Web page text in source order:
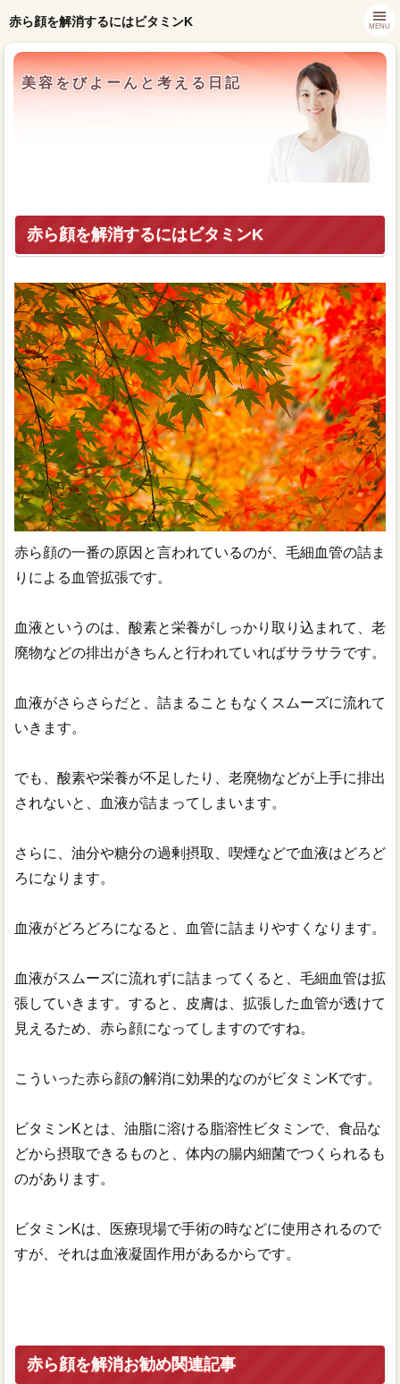
赤ら顔を解消するにはビタミンK
美容をびよーんと考える日記
MENU
赤ら顔を解消するにはビタミンK
赤ら顔の一番の原因と言われているのが、毛細血管の詰ま
りによる血管拡張です。
血液というのは、酸素と栄養がしっかり取り込まれて、老
廃物などの排出がきちんと行われていればサラサラです。
血液がさらさらだと、詰まることもなくスムーズに流れて
いきます。
でも、酸素や栄養が不足したり、老廃物などが上手に排出
されないと、血液が詰まってしまいます。
さらに、油分や糖分の過剰摂取、喫煙などで血液はどろど
ろになります。
血液がどろどろになると、血管に詰まりやすくなります。
血液がスムーズに流れずに詰まってくると、毛細血管は拡
張していきます。すると、皮膚は、拡張した血管が透けて
見えるため、赤ら顔になってしますのですね。
こういった赤ら顔の解消に効果的なのがビタミンKです。
ビタミンKとは、油脂に溶ける脂溶性ビタミンで、食品な
どから摂取できるものと、体内の腸内細菌でつくられるも
のがあります。
ビタミンKは、医療現場で手術の時などに使用されるので
すが、それは血液凝固作用があるからです。
赤ら顔を解消お勧め関連記事